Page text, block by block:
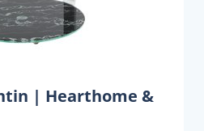
| Hearthome &